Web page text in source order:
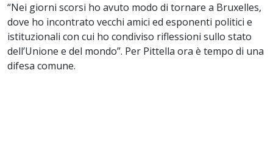
“Nei giorni scorsi ho avuto modo di tornare a Bruxelles,
dove ho incontrato vecchi amici ed esponenti politici e
istituzionali con cui ho condiviso riflessioni sullo stato
dell’Unione e del mondo”. Per Pittella ora è tempo di una
difesa comune.